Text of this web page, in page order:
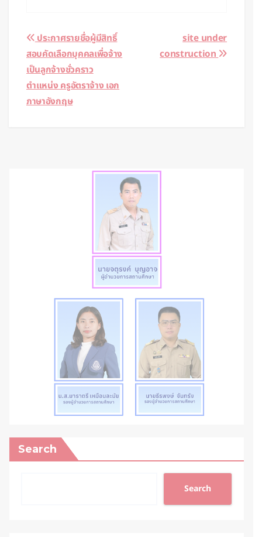
Post
navigation
site under
construction
ประกาศรายชื่อผู้มีสิทธิ์
สอบคัดเลือกบุคคลเพื่อจ้าง
เป็นลูกจ้างชั่วคราว
ตำแหน่ง ครูอัตราจ้าง เอก
ภาษาอังกฤษ
Search
Search